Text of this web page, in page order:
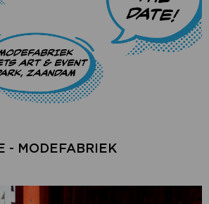
- MODEFABRIEK